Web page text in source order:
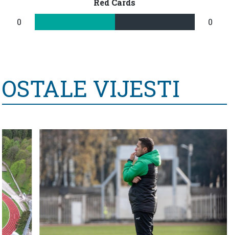
Red Cards
0
0
OSTALE VIJESTI